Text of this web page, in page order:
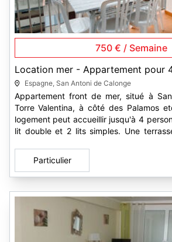
750 € / Semaine
Location mer - Appartement pour
Espagne, San Antoni de Calonge
Appartement front de mer, situé à
Torre Valentina, à côté des Palamos etc Playa de Aro. Le
logement peut accueillir jusqu'à 4 personnes. Il dispose d'un
lit double et 2 lits simples. Une terrasse vue sur la plage,
Particulier